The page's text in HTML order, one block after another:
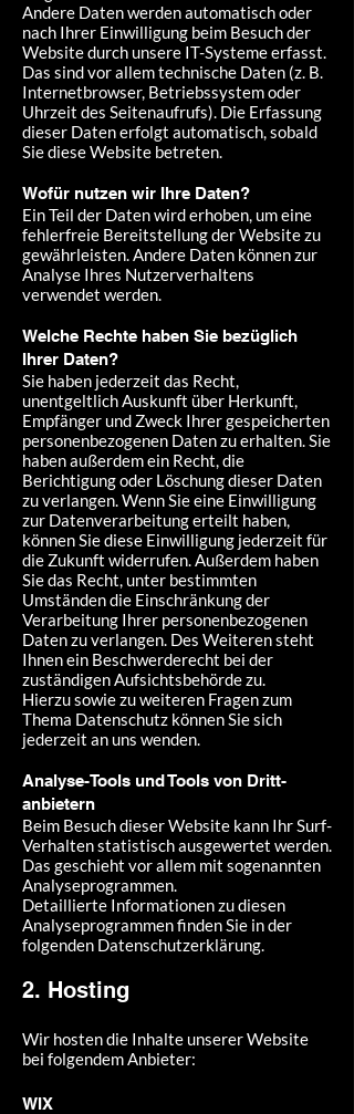
Andere Daten werden automatisch oder
nach Ihrer Einwilligung beim Besuch der
Website durch unsere IT-Systeme erfasst.
Das sind vor allem technische Daten (z. B.
Internetbrowser, Betriebssystem oder
Uhrzeit des Seitenaufrufs). Die Erfassung
dieser Daten erfolgt automatisch, sobald
Sie diese Website betreten.
Wofür nutzen wir Ihre Daten?
Ein Teil der Daten wird erhoben, um eine
fehlerfreie Bereitstellung der Website zu
gewährleisten. Andere Daten können zur
Analyse Ihres Nutzerverhaltens
verwendet werden.
Welche Rechte haben Sie bezüglich
Ihrer Daten​?
Sie haben jederzeit das Recht,
unentgeltlich Auskunft über Herkunft,
Empfänger und Zweck Ihrer gespeicherten
personenbezogenen Daten zu erhalten. Sie
haben außerdem ein Recht, die
Berichtigung oder Löschung dieser Daten
zu verlangen. Wenn Sie eine Einwilligung
zur Datenverarbeitung erteilt haben,
können Sie diese Einwilligung jederzeit für
die Zukunft widerrufen. Außerdem haben
Sie das Recht, unter bestimmten
Umständen die Einschränkung der
Verarbeitung Ihrer personenbezogenen
Daten zu verlangen. Des Weiteren steht
Ihnen ein Beschwerderecht bei der
zuständigen Aufsichtsbehörde zu.
Hierzu sowie zu weiteren Fragen zum
Thema Datenschutz können Sie sich
jederzeit an uns wenden.
Analyse-Tools und Tools von Dritt­
anbietern
Beim Besuch dieser Website kann Ihr Surf-
Verhalten statistisch ausgewertet werden.
Das geschieht vor allem mit sogenannten
Analyseprogrammen.
Detaillierte Informationen zu diesen
Analyseprogrammen finden Sie in der
folgenden Datenschutzerklärung.
2. Hosting
Wir hosten die Inhalte unserer Website
bei folgendem Anbieter:
WIX